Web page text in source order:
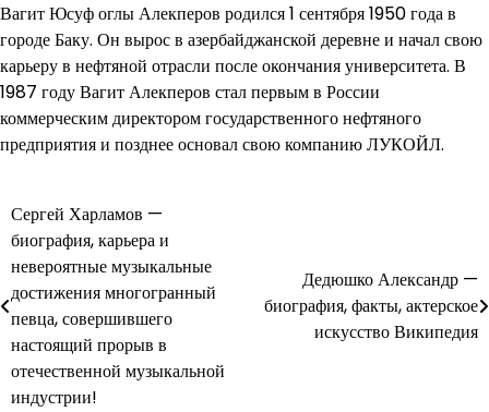
Вагит Юсуф оглы Алекперов родился 1 сентября 1950 года в
городе Баку. Он вырос в азербайджанской деревне и начал свою
карьеру в нефтяной отрасли после окончания университета. В
1987 году Вагит Алекперов стал первым в России
коммерческим директором государственного нефтяного
предприятия и позднее основал свою компанию ЛУКОЙЛ.
Навигация
по
записям
Сергей Харламов —
биография, карьера и
невероятные музыкальные
достижения многогранный
певца, совершившего
настоящий прорыв в
отечественной музыкальной
индустрии!
Дедюшко Александр —
биография, факты, актерское
искусство Википедия